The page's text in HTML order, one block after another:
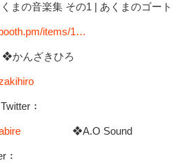
楽集 その1 | あくまのゴート
items/1…
ざきひろ
：
❖A.O Sound